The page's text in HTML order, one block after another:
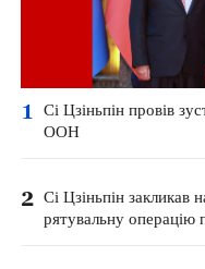
1
Сі Цзіньпін провів
ООН
2 Сі Цзіньпін
рятувальну операцію